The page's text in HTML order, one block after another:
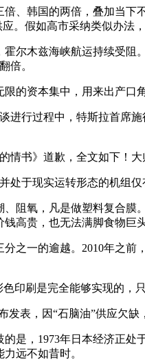
韩国的两倍，叠加当下
。假如高市采纳类似办法
木兹海峡航运持续受阻
倍。
资本集中，用来出产口角
行过程中，特斯拉首席施
书》道歉，全文如下！大
于现实运转形态的机组仅
氧，凡是做塑料复合膜
高贵，也无法满脚食物巨
一的逾越。2010年之前
刷是完全能够实现的，只
表，因“石脑油”供应欠缺
，1973年日本经济正处
远不如昔时。